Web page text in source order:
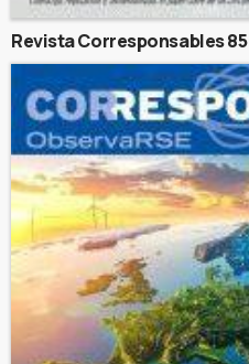
Revista Corresponsables 85